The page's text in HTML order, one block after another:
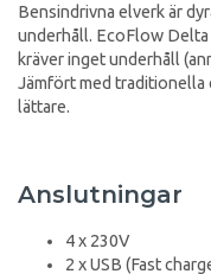
Bensindrivna elverk är
underhåll. EcoFlow
kräver inget underhåll
Jämfört med traditionella
lättare.
Anslutningar
4 x 230V
2 x USB (Fast